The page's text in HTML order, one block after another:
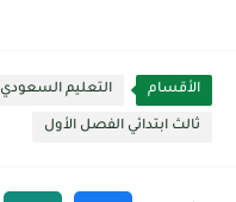
الأقسام التعليم السعودي
ثالث ابتدائي الفصل الأول